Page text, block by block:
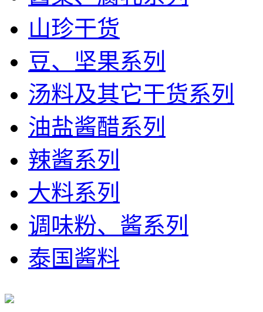
山珍干货
豆、坚果系列
汤料及其它干货系列
油盐酱醋系列
辣酱系列
大料系列
调味粉、酱系列
泰国酱料